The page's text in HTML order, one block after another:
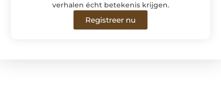
verhalen écht betekenis krijgen.
Registreer nu